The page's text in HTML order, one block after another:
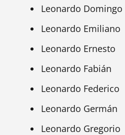
Leonardo Domingo
Leonardo Emiliano
Leonardo Ernesto
Leonardo Fabián
Leonardo Federico
Leonardo Germán
Leonardo Gregorio